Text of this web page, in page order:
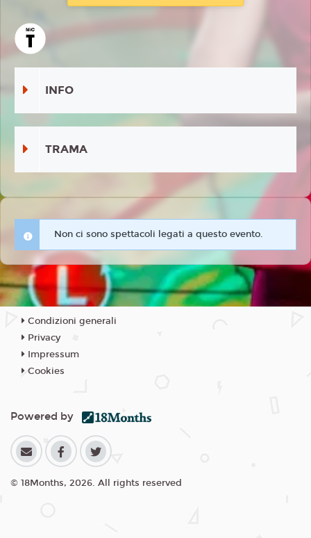
INFO
TRAMA
Non ci sono spettacoli legati a questo evento.
Condizioni generali
Privacy
Impressum
Cookies
Powered by
© 18Months, 2026. All rights reserved